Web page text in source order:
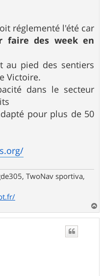
réglementé l'été car
faire des week en
au pied des sentiers
Victoire.
dans le secteur
pour plus de 50
TwoNav sportiva,
a